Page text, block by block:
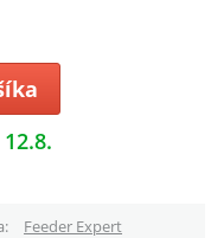
Feeder Expert